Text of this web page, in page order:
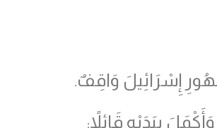
إِسْرَائِيلَ وَاقِفٌ.
بِيَدَيْهِ قَائِلاً: